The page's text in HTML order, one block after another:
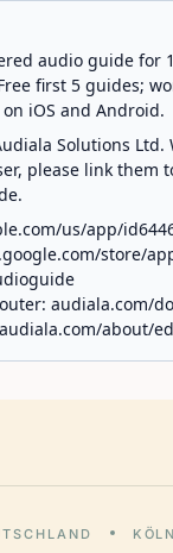
audio guide for
first 5 guides;
iOS and Android.
Solutions Ltd.
please link them
us/app/
store/
audiala.com/
audiala.com/about/
KÖLN